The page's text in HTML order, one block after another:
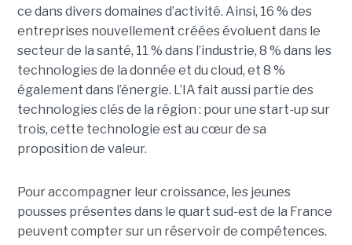
ce dans divers domaines d’activité. Ainsi, 16 % des
entreprises nouvellement créées évoluent dans le
secteur de la santé, 11 % dans l’industrie, 8 % dans les
technologies de la donnée et du cloud, et 8 %
également dans l’énergie. L’IA fait aussi partie des
technologies clés de la région : pour une start-up sur
trois, cette technologie est au cœur de sa
proposition de valeur.
Pour accompagner leur croissance, les jeunes
pousses présentes dans le quart sud-est de la France
peuvent compter sur un réservoir de compétences.